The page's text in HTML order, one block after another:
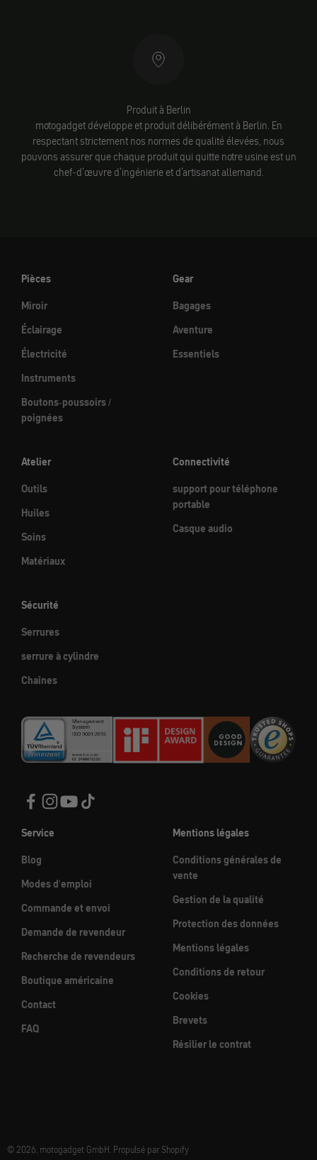
Produit à Berlin
motogadget développe et produit délibérément à Berlin. En
respectant strictement nos normes de qualité élevées, nous
pouvons assurer que chaque produit qui quitte notre usine est un
chef-d'œuvre d'ingénierie et d'artisanat allemand.
Pièces
Miroir
Éclairage
Électricité
Instruments
Boutons-poussoirs /
poignées
Gear
Bagages
Aventure
Essentiels
Atelier
Outils
Huiles
Soins
Matériaux
Connectivité
support pour téléphone
portable
Casque audio
Sécurité
Serrures
serrure à cylindre
Chaînes
Service
Blog
Modes d'emploi
Commande et envoi
Demande de revendeur
Recherche de revendeurs
Boutique américaine
Contact
FAQ
Mentions légales
Conditions générales de
vente
Gestion de la qualité
Protection des données
Mentions légales
Conditions de retour
Cookies
Brevets
Résilier le contrat
© 2026, motogadget GmbH. Propulsé par Shopify